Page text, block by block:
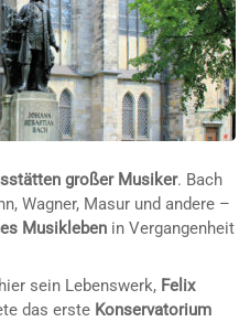
großer Musiker. Bach
Wagner, Masur und andere –
Musiklebenin Vergangenheit
sein Lebenswerk, Felix
das erste Konservatorium